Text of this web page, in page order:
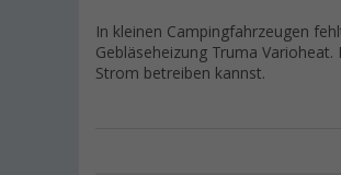
In kleinen Campingfahrzeugen
Gebläseheizung Truma
Strom betreiben kannst.